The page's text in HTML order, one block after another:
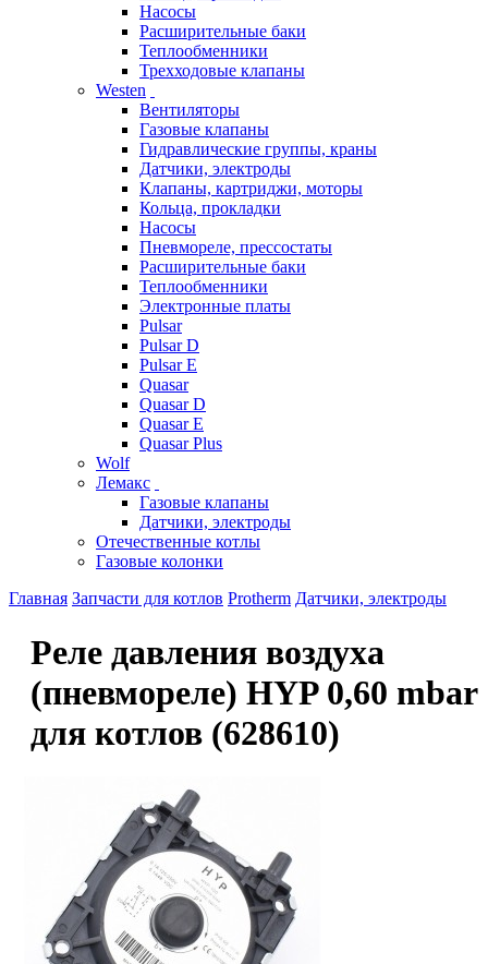
Насосы
Расширительные баки
Теплообменники
Трехходовые клапаны
Westen
Вентиляторы
Газовые клапаны
Гидравлические группы, краны
Датчики, электроды
Клапаны, картриджи, моторы
Кольца, прокладки
Насосы
Пневмореле, прессостаты
Расширительные баки
Теплообменники
Электронные платы
Pulsar
Pulsar D
Pulsar E
Quasar
Quasar D
Quasar E
Quasar Plus
Wolf
Лемакс
Газовые клапаны
Датчики, электроды
Отечественные котлы
Газовые колонки
Главная Запчасти для котлов Protherm Датчики, электроды
Реле давления воздуха
(пневмореле) HYP 0,60 mbar
для котлов (628610)